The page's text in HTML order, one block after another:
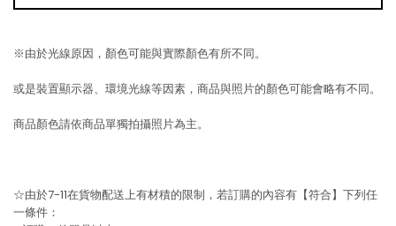
※由於光線原因，顏色可能與實際顏色有所不同。
或是裝置顯示器、環境光線等因素，商品與照片的顏色可能會略有不同。
商品顏色請依商品單獨拍攝照片為主。
☆由於7-11在貨物配送上有材積的限制，若訂購的內容有【符合】下列任
一條件：